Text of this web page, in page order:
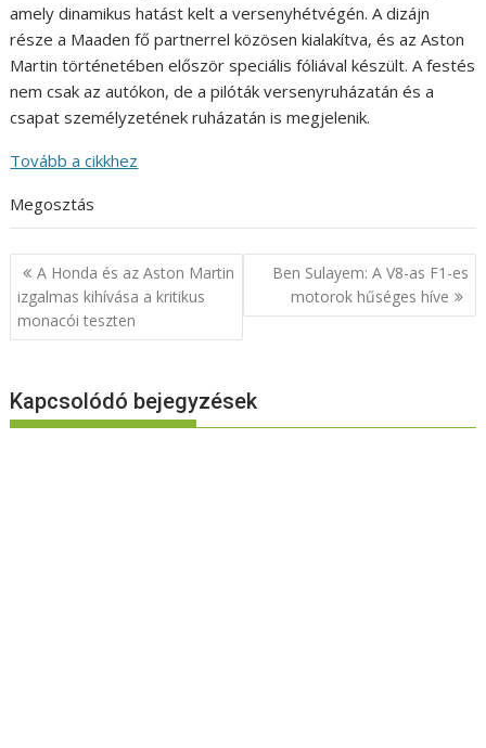
amely dinamikus hatást kelt a versenyhétvégén. A dizájn
része a Maaden fő partnerrel közösen kialakítva, és az Aston
Martin történetében először speciális fóliával készült. A festés
nem csak az autókon, de a pilóták versenyruházatán és a
csapat személyzetének ruházatán is megjelenik.
Tovább a cikkhez
Megosztás
Bejegyzés
navigáció
A Honda és az Aston Martin
izgalmas kihívása a kritikus
monacói teszten
Ben Sulayem: A V8-as F1-es
motorok hűséges híve
Kapcsolódó bejegyzések